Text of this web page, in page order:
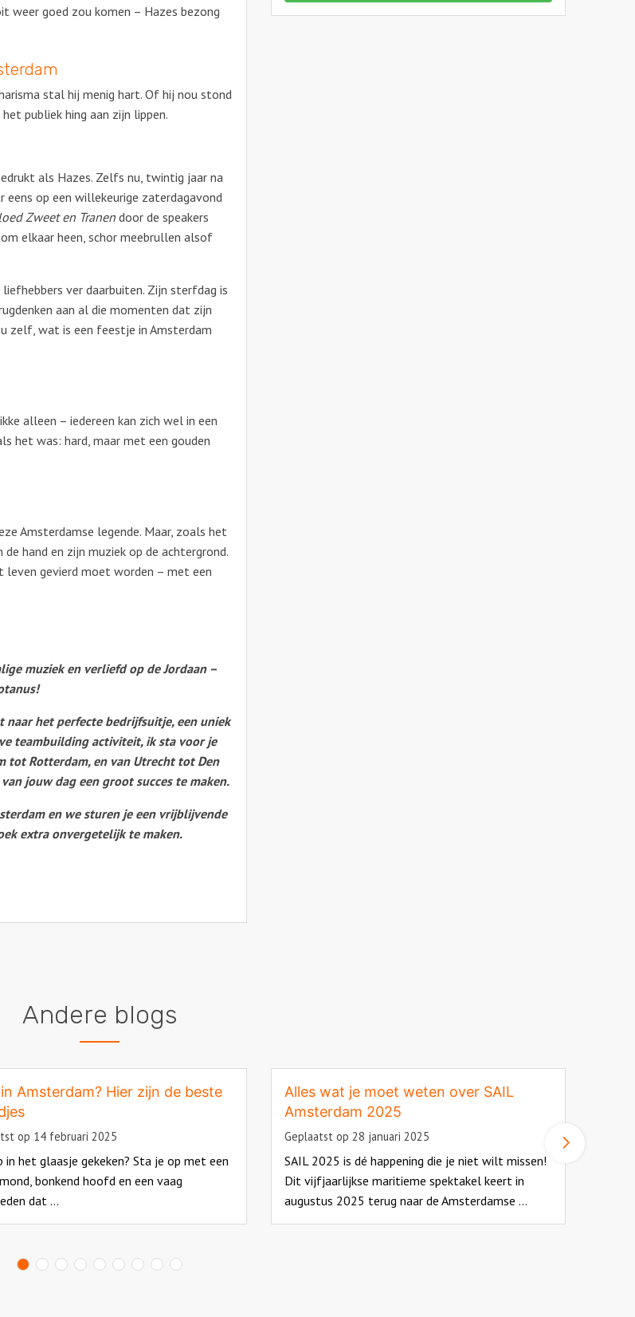
weer goed zou komen – Hazes bezong
stal hij menig hart. Of hij nou stond
publiek hing aan zijn lippen.
als Hazes. Zelfs nu, twintig jaar na
eens op een willekeurige zaterdagavond
Zweet en Tranen door de speakers
elkaar heen, schor meebrullen alsof
ver daarbuiten. Zijn sterfdag is
aan al die momenten dat zijn
zelf, wat is een feestje in Amsterdam
alleen – iedereen kan zich wel in een
het was: hard, maar met een gouden
Amsterdamse legende. Maar, zoals het
hand en zijn muziek op de achtergrond.
leven gevierd moet worden – met een
muziek en verliefd op de Jordaan –
naar het perfecte bedrijfsuitje, een uniek
teambuilding activiteit, ik sta voor je
tot Rotterdam, en van Utrecht tot Den
jouw dag een groot succes te maken.
en we sturen je een vrijblijvende
extra onvergetelijk te maken.
Andere blogs
Amsterdam? Hier zijn de beste
op 14 februari 2025
in het glaasje gekeken? Sta je op met een
bonkend hoofd en een vaag
dat ...
Alles wat je moet weten over SAIL
Amsterdam 2025
Geplaatst op 28 januari 2025
SAIL 2025 is dé happening die je niet wilt missen!
Dit vijfjaarlijkse maritieme spektakel keert in
augustus 2025 terug naar de Amsterdamse ...